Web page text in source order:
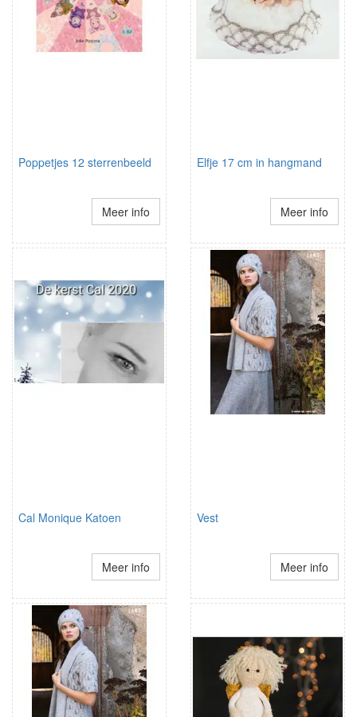
Poppetjes 12 sterrenbeeld
Meer info
Elfje 17 cm in hangmand
Meer info
Cal Monique Katoen
Meer info
Vest
Meer info